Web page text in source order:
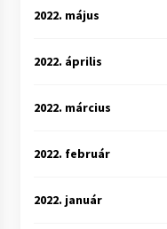
2022. május
2022. április
2022. március
2022. február
2022. január